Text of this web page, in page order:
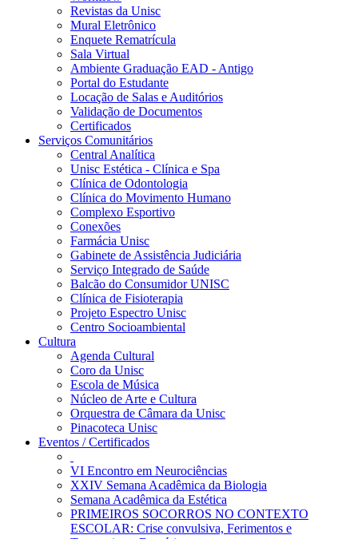
Revistas da Unisc
Mural Eletrônico
Enquete Rematrícula
Sala Virtual
Ambiente Graduação EAD - Antigo
Portal do Estudante
Locação de Salas e Auditórios
Validação de Documentos
Certificados
Serviços Comunitários
Central Analítica
Unisc Estética - Clínica e Spa
Clínica de Odontologia
Clínica do Movimento Humano
Complexo Esportivo
Conexões
Farmácia Unisc
Gabinete de Assistência Judiciária
Serviço Integrado de Saúde
Balcão do Consumidor UNISC
Clínica de Fisioterapia
Projeto Espectro Unisc
Centro Socioambiental
Cultura
Agenda Cultural
Coro da Unisc
Escola de Música
Núcleo de Arte e Cultura
Orquestra de Câmara da Unisc
Pinacoteca Unisc
Eventos / Certificados
VI Encontro em Neurociências
XXIV Semana Acadêmica da Biologia
Semana Acadêmica da Estética
PRIMEIROS SOCORROS NO CONTEXTO
ESCOLAR: Crise convulsiva, Ferimentos e